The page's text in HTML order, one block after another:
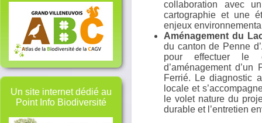
Un site internet dédié au
Point Info Biodiversité
collaboration avec
cartographie et une
enjeux
Aménagement du
du canton de Penne
pour effectuer le
d’aménagement
Ferrié. Le diagnostic
locale et
le volet nature du
durable et l’entretien